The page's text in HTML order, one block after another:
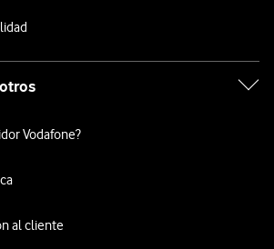
Vodafone?
al cliente